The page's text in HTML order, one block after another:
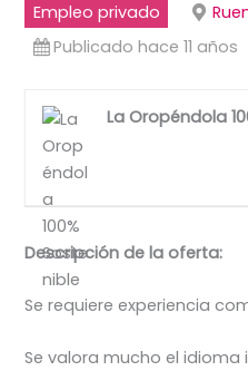
Empleo privado
Publicado hace 11 años
La Oropéndola
Descripción de la oferta:
Se requiere experiencia
Se valora mucho el idioma